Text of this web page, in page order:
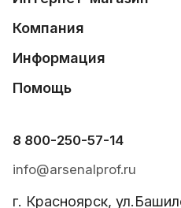
Компания
Информация
Помощь
8 800-250-57-14
info@arsenalprof.ru
г. Красноярск,